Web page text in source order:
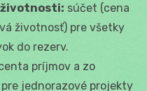
životnosti: súčet (cena
životnosť) pre všetky
do rezerv.
príjmov a zo
jednorazové projekty